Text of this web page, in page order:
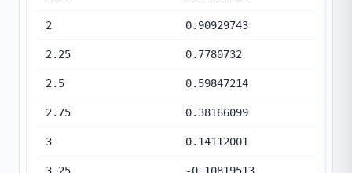
2 0.90929743
2.25 0.7780732
2.5 0.59847214
2.75 0.38166099
3 0.14112001